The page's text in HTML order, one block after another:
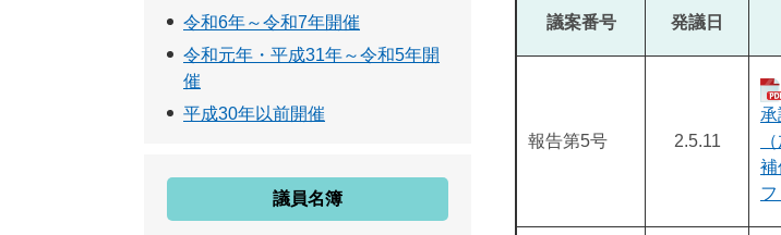
議案番号 発議日
報告第5号 2.5.11
補
令和6年～令和7年開催
令和元年・平成31年～令和5年開
催
平成30年以前開催
議員名簿